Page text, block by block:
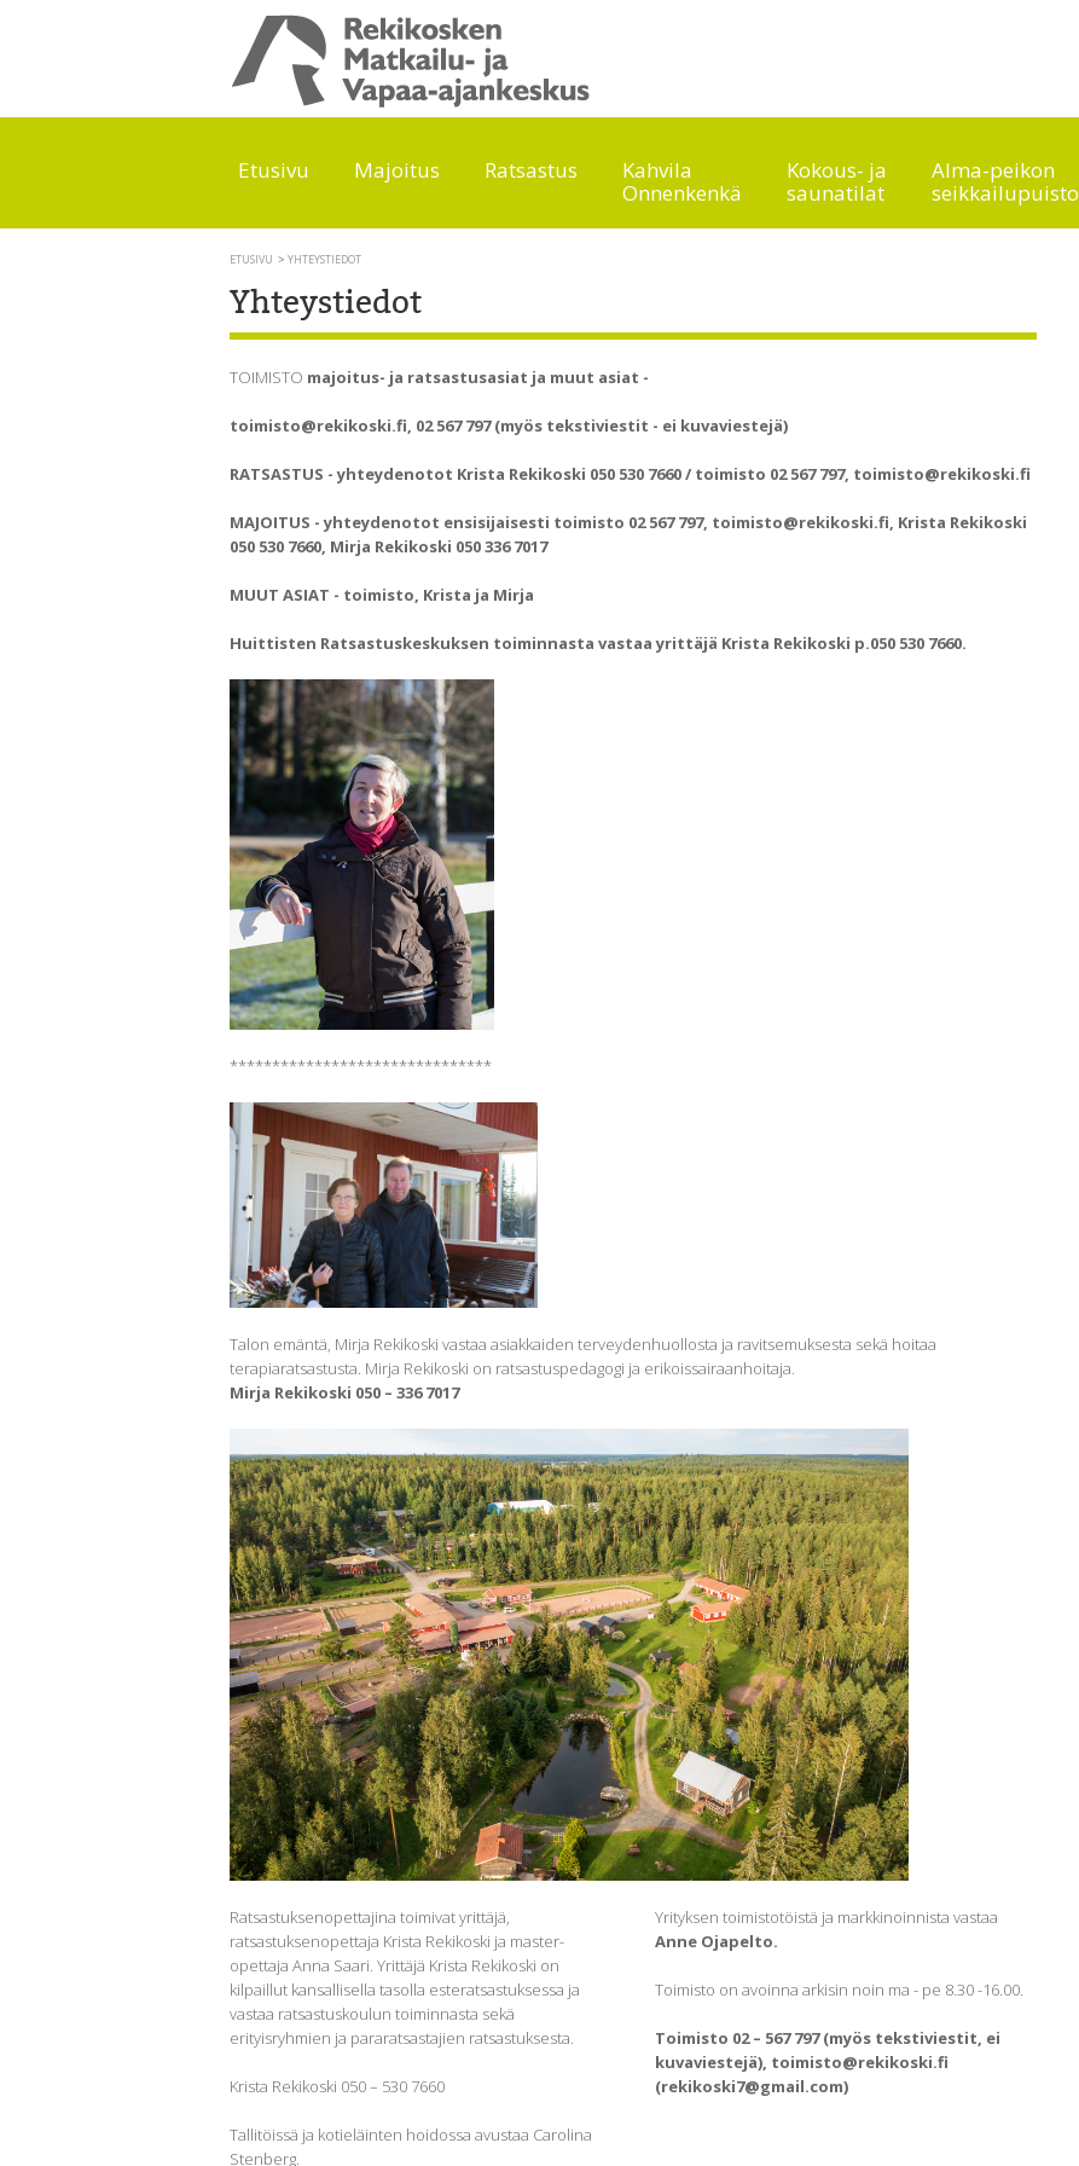
Etusivu Majoitus Ratsastus
Kahvila
Onnenkenkä
Kokous- ja
saunatilat
Alma-peikon
seikkailupuisto
ETUSIVU YHTEYSTIEDOT
Yhteystiedot
TOIMISTO majoitus- ja ratsastusasiat ja muut asiat -
toimisto@rekikoski.fi, 02 567 797 (myös tekstiviestit - ei kuvaviestejä)
RATSASTUS - yhteydenotot Krista Rekikoski 050 530 7660 / toimisto 02 567 797, toimisto@rekikoski.fi
MAJOITUS - yhteydenotot ensisijaisesti toimisto 02 567 797, toimisto@rekikoski.fi, Krista Rekikoski
050 530 7660, Mirja Rekikoski 050 336 7017
MUUT ASIAT - toimisto, Krista ja Mirja
Huittisten Ratsastuskeskuksen toiminnasta vastaa yrittäjä Krista Rekikoski p.050 530 7660.
*******************************
Talon emäntä, Mirja Rekikoski vastaa asiakkaiden terveydenhuollosta ja ravitsemuksesta sekä hoitaa
terapiaratsastusta. Mirja Rekikoski on ratsastuspedagogi ja erikoissairaanhoitaja.
Mirja Rekikoski 050 – 336 7017
Ratsastuksenopettajina toimivat yrittäjä,
ratsastuksenopettaja Krista Rekikoski ja master-
opettaja Anna Saari. Yrittäjä Krista Rekikoski on
kilpaillut kansallisella tasolla esteratsastuksessa ja
vastaa ratsastuskoulun toiminnasta sekä
erityisryhmien ja pararatsastajien ratsastuksesta.
Krista Rekikoski 050 – 530 7660
Tallitöissä ja kotieläinten hoidossa avustaa Carolina
Stenberg.
Yrityksen toimistotöistä ja markkinoinnista vastaa
Anne Ojapelto.
Toimisto on avoinna arkisin noin ma - pe 8.30 -16.00.
Toimisto 02 – 567 797 (myös tekstiviestit, ei
kuvaviestejä), toimisto@rekikoski.fi
(rekikoski7@gmail.com)